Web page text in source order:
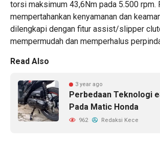
torsi maksimum 43,6Nm pada 5.500 rpm.
mempertahankan kenyamanan dan
dilengkapi dengan fitur assist/slipper
mempermudah dan memperhalus
Read Also
3 year ago
Perbedaan Teknologi
Pada Matic Honda
962 Redaksi Kece